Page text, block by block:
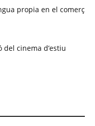
propia en el comerç
del cinema d’estiu